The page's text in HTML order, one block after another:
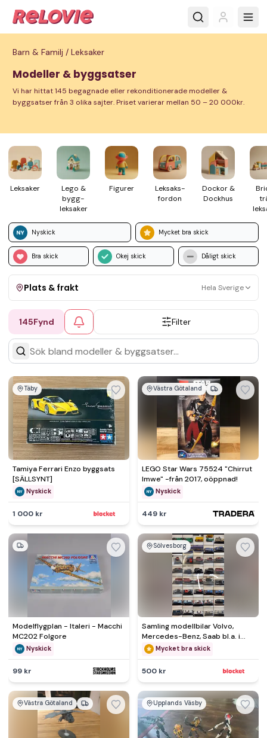
Barn & Familj / Leksaker
Modeller & byggsatser
Vi har hittat 145 begagnade eller rekonditionerade modeller &
byggsatser från 3 olika sajter. Priset varierar mellan 50 – 20 000kr.
Leksaker
Lego &
bygg­
leksaker
Figurer
Leksaks­
fordon
Dockor &
Dockhus
Nyskick Mycket bra skick
Bra skick Okej skick Dåligt skick
Plats & frakt Hela Sverige
Visa allt Kan skickas Upphämtning
145Fynd Filter
Täby
Tamiya Ferrari Enzo byggsats
[SÄLLSYNT]
Nyskick
1 000 kr
Västra Götaland
LEGO Star Wars 75524 "Chirrut
Imwe" -från 2017, oöppnad!
Nyskick
449 kr
Modelflygplan - Italeri - Macchi
MC202 Folgore
Nyskick
99 kr
Sölvesborg
Samling modellbilar Volvo,
Mercedes-Benz, Saab bl.a. i
skala i bra skick
Mycket bra skick
500 kr
Västra Götaland Upplands Väsby